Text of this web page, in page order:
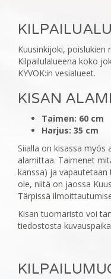
‎Kuusinkijoki, poislukien
Kilpailulalueena koko
KYVOK:in vesialueet.
KISAN
Taimen: 60 cm
Harjus: 35 cm
Siialla on kisassa myös
alamittaa. Taimenet
kanssa) ja
ole, niitä on jaossa
Tärpissä
Kisan tuomaristo voi
tiedostosta